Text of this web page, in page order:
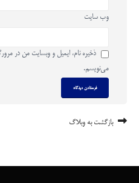
وب‌ سایت
ذخیره نام، ایمیل و وبسایت من در
می‌نویسم.
بازگشت به وبلاگ